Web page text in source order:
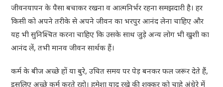
जीवनयापन के पैसा बचाकर रखना व आत्मनिर्भर रहना समझदारी है। हर
किसी को अपने तरीके से अपने जीवन का भरपुर आनंद लेना चाहिए और
यह भी सुनिश्चित करना चाहिए कि उसके साथ जुड़े अन्य लोग भी खुशी का
आनंद लें, तभी मानव जीवन सार्थक हैं।
कर्म के बीज अच्छे हों या बुरे, उचित समय पर पेड़ बनकर फल जरूर देते हैं,
इसलिए अच्छे कर्म करते रहो। हमेशा याद रखे की शक्कर को चाहे अंधेरे में